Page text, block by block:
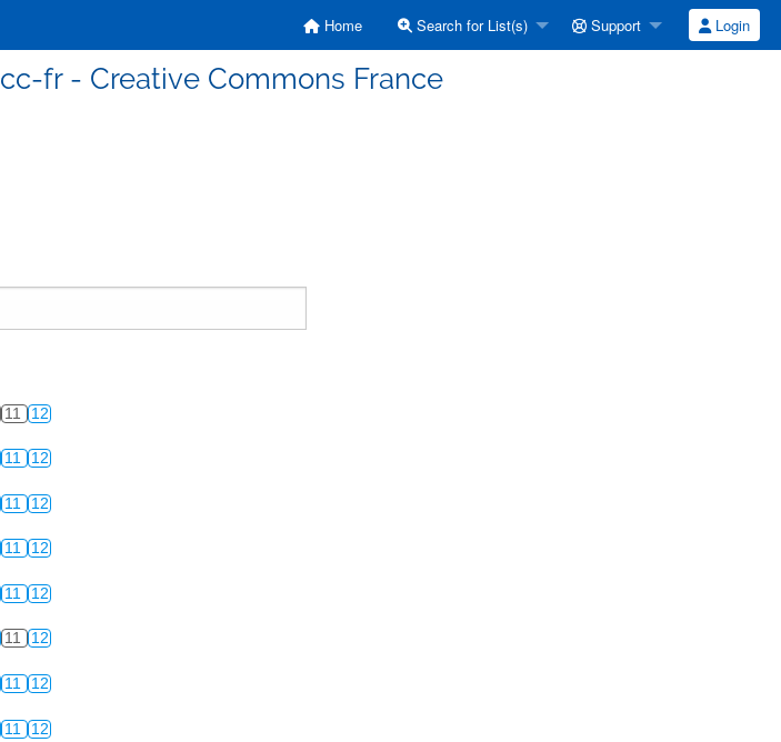
Home Search for List(s) Support Login
cc-fr - Creative Commons France
11 12
11 12
11 12
11 12
11 12
11 12
11 12
11 12